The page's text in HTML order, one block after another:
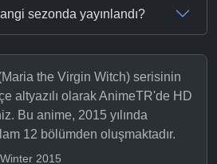
sezonda yayınlandı?
the Virgin Witch) serisinin
altyazılı olarak AnimeTR'de HD
Bu anime, 2015 yılında
12 bölümden oluşmaktadır.
Winter 2015